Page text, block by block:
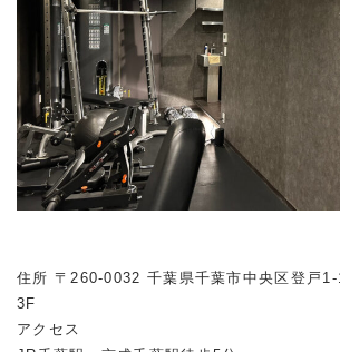
住所 〒260-0032 千葉県千葉市中央区登戸
3F
アクセス